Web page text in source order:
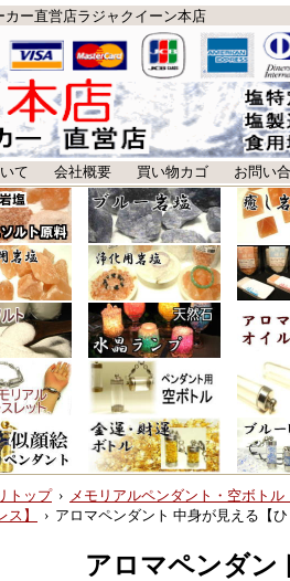
ー直営店ラジャクイーン本店
て 会社概要 買い物カゴ お問い
トップ› メモリアルペンダント・空ボト
ス】
› アロマペンダント 中身が見える【
アロマペンダン